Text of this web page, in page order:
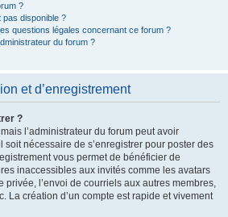
?
pas disponible ?
questions légales concernant ce forum ?
du forum ?
et d’enregistrement
?
l’administrateur du forum peut avoir
soit nécessaire de s’enregistrer pour poster des
vous permet de bénéficier de
inaccessibles aux invités comme les avatars
privée, l’envoi de courriels aux autres membres,
La création d’un compte est rapide et vivement